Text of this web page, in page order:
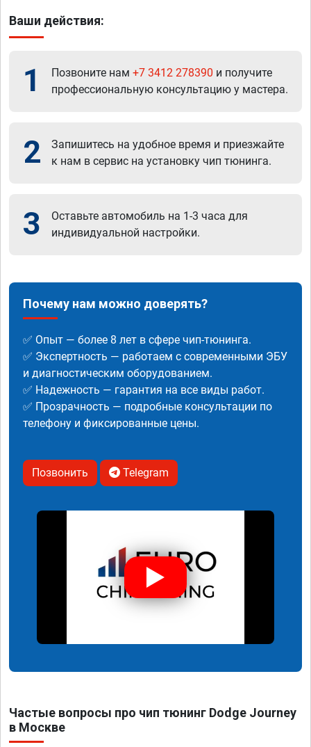
Ваши действия:
1 Позвоните нам +7 3412 278390 и получите
профессиональную консультацию у мастера.
2
Запишитесь на удобное время и приезжайте
к нам в сервис на установку чип тюнинга.
3
Оставьте автомобиль на 1-3 часа для
индивидуальной настройки.
Почему нам можно доверять?
✅ Опыт — более 8 лет в сфере чип-тюнинга.
✅ Экспертность — работаем с современными ЭБУ
и диагностическим оборудованием.
✅ Надежность — гарантия на все виды работ.
✅ Прозрачность — подробные консультации по
телефону и фиксированные цены.
Позвонить Telegram
Частые вопросы про чип тюнинг Dodge Journey
в Москве